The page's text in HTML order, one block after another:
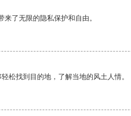
了无限的隐私保护和自由。
松找到目的地，了解当地的风土人情。